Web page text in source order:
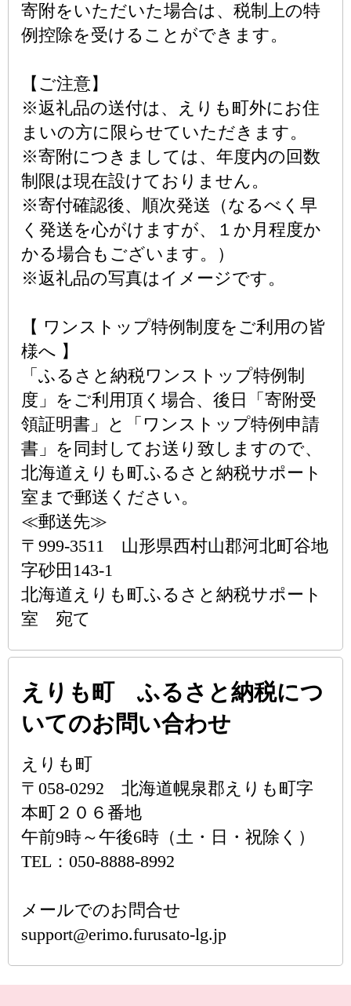
寄附をいただいた場合は、税制上の特
例控除を受けることができます。
【ご注意】
※返礼品の送付は、えりも町外にお住
まいの方に限らせていただきます。
※寄附につきましては、年度内の回数
制限は現在設けておりません。
※寄付確認後、順次発送（なるべく早
く発送を心がけますが、１か月程度か
かる場合もございます。）
※返礼品の写真はイメージです。
【 ワンストップ特例制度をご利用の皆
様へ 】
「ふるさと納税ワンストップ特例制
度」をご利用頂く場合、後日「寄附受
領証明書」と「ワンストップ特例申請
書」を同封してお送り致しますので、
北海道えりも町ふるさと納税サポート
室まで郵送ください。
≪郵送先≫
〒999-3511 山形県西村山郡河北町谷地
字砂田143-1
北海道えりも町ふるさと納税サポート
室 宛て
えりも町 ふるさと納税につ
いてのお問い合わせ
えりも町
〒058-0292 北海道幌泉郡えりも町字
本町２０６番地
午前9時～午後6時（土・日・祝除く）
TEL：050-8888-8992
メールでのお問合せ
support@erimo.furusato-lg.jp